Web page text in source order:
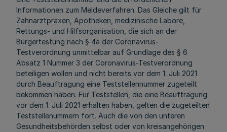
Informationen zum Meldeverfahren. Das Gleiche gilt für
Zahnarztpraxen, Apotheken, medizinische Labore,
Rettungs- und Hilfsorganisation, die sich an der
Bürgertestung nach § 4a der Coronavirus-
Testverordnung unmittelbar auf Grundlage des § 6
Absatz 1 Nummer 3 der Coronavirus-Testverordnung
beteiligen wollen und nicht bereits vor dem 1. Juli 2021
durch Beauftragung eine Teststellennummer zugeteilt
bekommen haben. Für Teststellen, die eine Beauftragung
vor dem 1. Juli 2021 erhalten haben, gelten die zugeteilten
Teststellenummern fort. Auch die von den unteren
Gesundheitsbehörden selbst oder von kreisangehörigen